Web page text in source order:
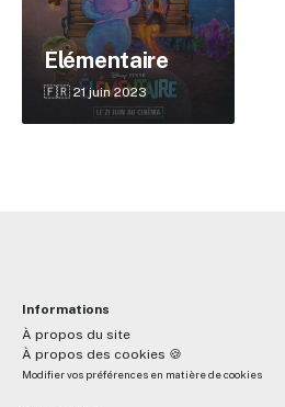
Élémentaire
🇫🇷 21 juin 2023
Informations
À propos du site
À propos des cookies 🍪
Modifier vos préférences en matière de cookies
✕